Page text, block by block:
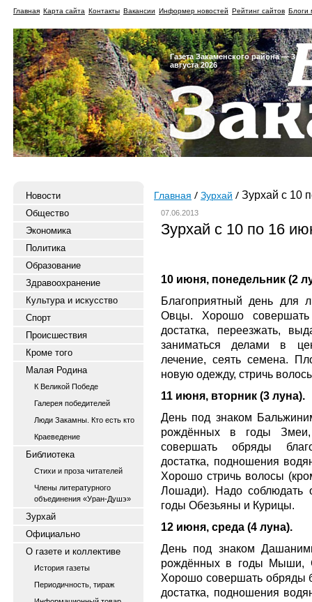
Главная Карта сайта Контакты Вакансии Информер новостей Рейтинг сайтов Блоги
Газета Закаменского района — 3
августа 2026
Новости
Общество
Экономика
Политика
Образование
Здравоохранение
Культура и искусство
Спорт
Происшествия
Кроме того
Малая Родина
К Великой Победе
Галерея победителей
Люди Закамны. Кто есть кто
Краеведение
Библиотека
Стихи и проза читателей
Члены литературного
объединения «Уран-Душэ»
Зурхай
Официально
О газете и коллективе
История газеты
Периодичность, тираж
Главная Зурхай Зурхай с 10
07.06.2013
Зурхай с 10 по 16
10 июня, понедельник (2
Благоприятный день для
Овцы. Хорошо совершать
достатка, переезжать,
заниматься делами в
лечение, сеять семена.
новую одежду, стричь
11 июня, вторник (3 луна).
День под знаком
рождённых в годы
совершать обряды
достатка, подношения
Хорошо стричь волосы
Лошади). Надо соблюдать
годы Обезьяны и Курицы.
12 июня, среда (4 луна).
День под знаком
рождённых в годы Мыши,
Хорошо совершать обряды
достатка, подношения